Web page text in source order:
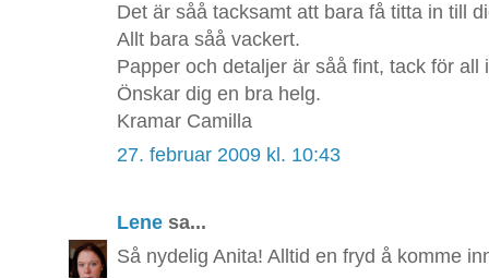
Det är såå tacksamt att bara få titta in till
Allt bara såå vackert.
Papper och detaljer är såå fint, tack för all
Önskar dig en bra helg.
Kramar Camilla
27. februar 2009 kl. 10:43
Lene sa...
Så nydelig Anita! Alltid en fryd å komme